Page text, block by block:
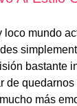
loco mundo
bastante
de quedarnos
más